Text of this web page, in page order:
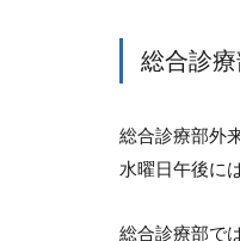
総合診
総合診療部外
水曜日午後に
総合診療部で